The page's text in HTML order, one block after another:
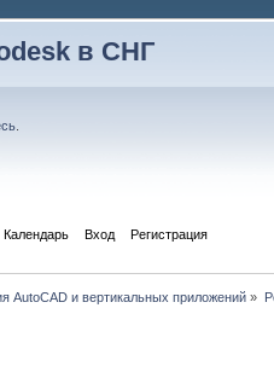
в СНГ
Календарь Вход Регистрация
AutoCAD и вертикальных приложений »